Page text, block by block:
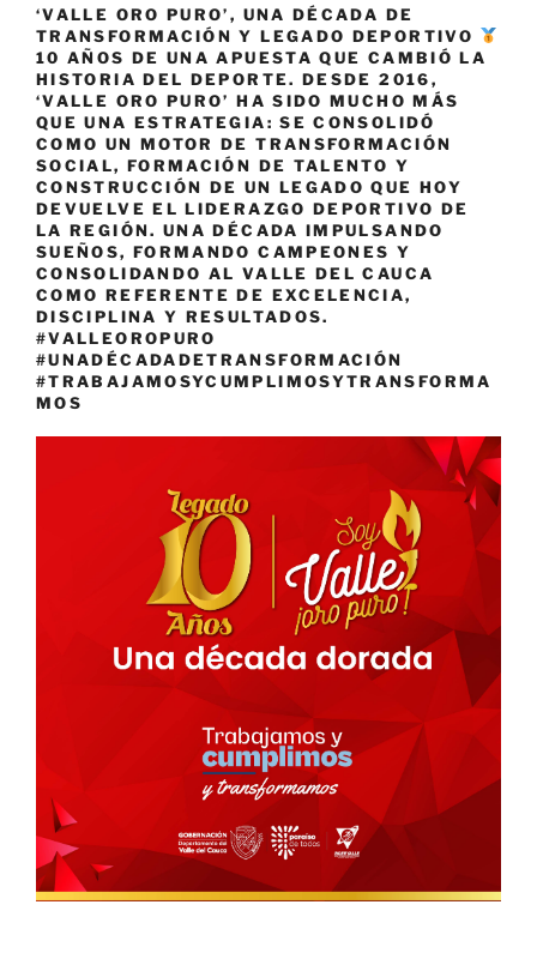
‘VALLE ORO PURO’, UNA DÉCADA DE
TRANSFORMACIÓN Y LEGADO DEPORTIVO
10 AÑOS DE UNA APUESTA QUE CAMBIÓ LA
HISTORIA DEL DEPORTE. DESDE 2016,
‘VALLE ORO PURO’ HA SIDO MUCHO MÁS
QUE UNA ESTRATEGIA: SE CONSOLIDÓ
COMO UN MOTOR DE TRANSFORMACIÓN
SOCIAL, FORMACIÓN DE TALENTO Y
CONSTRUCCIÓN DE UN LEGADO QUE HOY
DEVUELVE EL LIDERAZGO DEPORTIVO DE
LA REGIÓN. UNA DÉCADA IMPULSANDO
SUEÑOS, FORMANDO CAMPEONES Y
CONSOLIDANDO AL VALLE DEL CAUCA
COMO REFERENTE DE EXCELENCIA,
DISCIPLINA Y RESULTADOS.
#VALLEOROPURO
#UNADÉCADADETRANSFORMACIÓN
#TRABAJAMOSYCUMPLIMOSYTRANSFORMA
MOS